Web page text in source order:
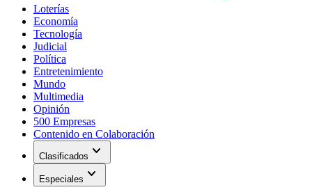
Loterías
Economía
Tecnología
Judicial
Política
Entretenimiento
Mundo
Multimedia
Opinión
500 Empresas
Contenido en Colaboración
Clasificados expand_more
Especiales expand_more